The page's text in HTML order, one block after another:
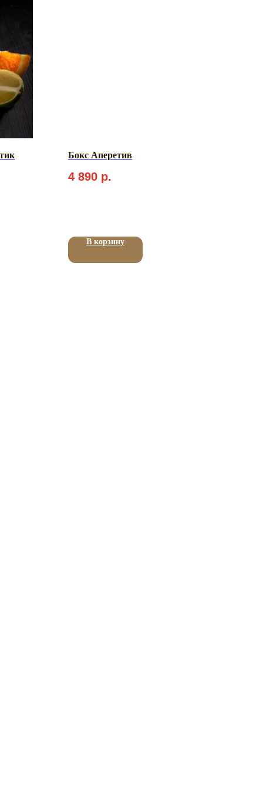
Бокс Аперетив
4 890 р.
В корзину